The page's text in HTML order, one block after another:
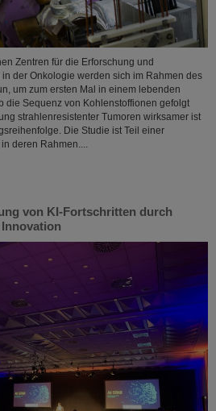
Zentren für die Erforschung und
der Onkologie werden sich im Rahmen des
um zum ersten Mal in einem lebenden
die Sequenz von Kohlenstoffionen gefolgt
strahlenresistenter Tumoren wirksamer ist
Die Studie ist Teil einer
deren Rahmen....
von KI-Fortschritten durch